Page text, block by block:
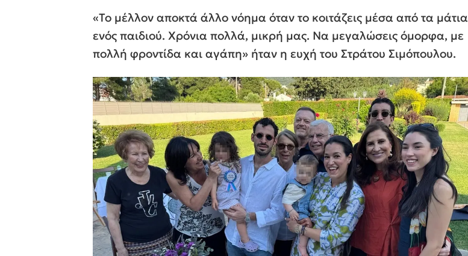
«Το μέλλον αποκτά άλλο νόημα όταν το κοιτάζεις μέσα από τα μάτια
ενός παιδιού. Χρόνια πολλά, μικρή μας. Να μεγαλώσεις όμορφα, με
πολλή φροντίδα και αγάπη» ήταν η ευχή του Στράτου Σιμόπουλου.